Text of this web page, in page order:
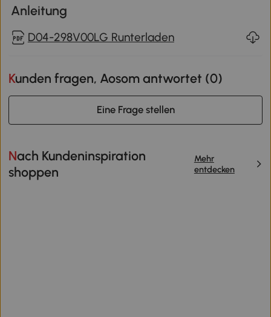
Anleitung
D04-298V00LG Runterladen
Kunden fragen, Aosom antwortet (0)
Eine Frage stellen
Nach Kundeninspiration
shoppen
Mehr
entdecken